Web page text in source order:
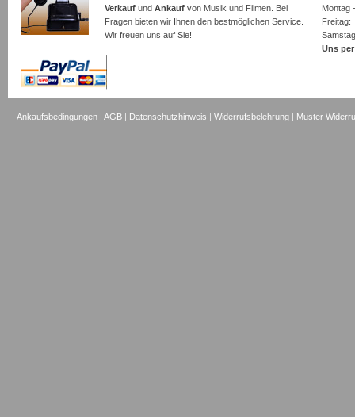
Verkauf und Ankauf von Musik und Filmen. Bei
Fragen bieten wir Ihnen den bestmöglichen Service.
Wir freuen uns auf Sie!
Montag
Uns
Ankaufsbedingungen |AGB | Datenschutzhinweis |Widerrufsbelehrung | Muster